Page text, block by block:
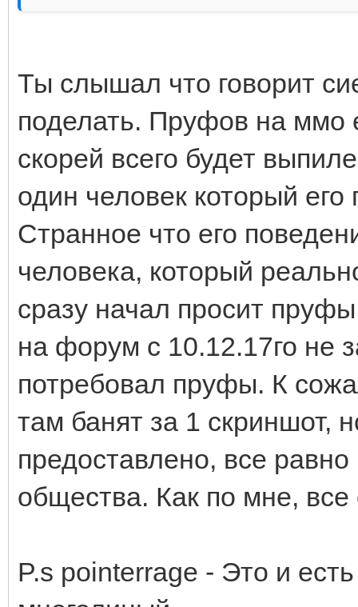
Ты слышал что говорит
поделать. Пруфов на ммо
скорей всего будет
один человек который
Странное что его
человека, который
сразу начал просит
на форум с 10.12.17го не
потребовал пруфы. К
там банят за 1 скриншот,
предоставлено, все
общества. Как по мне, все
P.s pointerrage - Это и